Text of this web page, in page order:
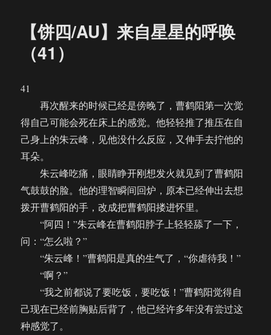
自
（42）
【饼四/AU】来自星星的呼唤
（41）
41
再次醒来的时候已经是傍晚了，曹鹤阳第一次觉
得自己可能会死在床上的感觉。他轻轻推了推压在自
己身上的朱云峰，见他没什么反应，又伸手去拧他的
耳朵。
朱云峰吃痛，眼睛睁开刚想发火就见到了曹鹤阳
气鼓鼓的脸。他的理智瞬间回炉，原本已经伸出去想
拨开曹鹤阳的手，改成把曹鹤阳搂进怀里。
“阿四！”朱云峰在曹鹤阳脖子上轻轻舔了一下，
问：“怎么啦？”
“朱云峰！”曹鹤阳是真的生气了，“你虐待我！”
“啊？”
“我之前都说了要吃饭，要吃饭！”曹鹤阳觉得自
己现在已经前胸贴后背了，他已经许多年没有尝过这
种感觉了。